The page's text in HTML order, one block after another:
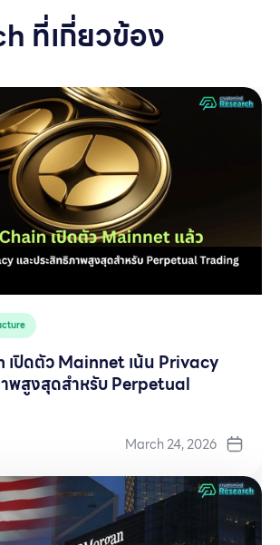
ที่เกี่ยวข้อง
ปิดตัว Mainnet เน้น Privacy
พสูงสุดสำหรับ Perpetual
March 24, 2026